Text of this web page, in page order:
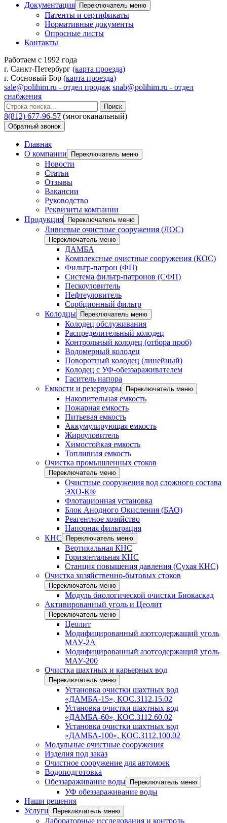
Документация
Переключатель меню
Патенты и сертификаты
Нормативные документы
Опросные листы
Контакты
Работаем с 1992 года
г. Санкт-Петербург (карта проезда)
г. Сосновый Бор (карта проезда)
sale@polihim.ru - отдел продаж snab@polihim.ru - отдел
снабжения
Поиск
8(812) 677-96-57 (многоканальный)
Обратный звонок
Главная
О компании
Переключатель меню
Новости
Статьи
Отзывы
Вакансии
Руководство
Реквизиты компании
Продукция
Переключатель меню
Ливневые очистные сооружения (ЛОС)
Переключатель меню
ДАМБА
Комплексные очистные сооружения (КОС)
Фильтр-патрон (ФП)
Система фильтр-патронов (СФП)
Пескоуловитель
Нефтеуловитель
Сорбционный фильтр
Колодцы
Переключатель меню
Колодец обслуживания
Распределительный колодец
Контрольный колодец (отбора проб)
Водомерный колодец
Поворотный колодец (линейный)
Колодец с УФ-обеззараживателем
Гаситель напора
Емкости и резервуары
Переключатель меню
Накопительная емкость
Пожарная емкость
Питьевая емкость
Аккумулирующая емкость
Жироуловитель
Химостойкая емкость
Топливная емкость
Очистка промышленных стоков
Переключатель меню
Очистные сооружения вод сложного состава
ЭХО-К®
Флотационная установка
Блок Анодного Окисления (БАО)
Реагентное хозяйство
Напорная фильтрация
КНС
Переключатель меню
Вертикальная КНС
Горизонтальная КНС
Станция повышения давления (Сухая КНС)
Очистка хозяйственно-бытовых стоков
Переключатель меню
Модуль биологической очистки Биокаскад
Активированный уголь и Цеолит
Переключатель меню
Цеолит
Модифицированный азотсодержащий уголь
МАУ-2А
Модифицированный азотсодержащий уголь
МАУ-200
Очистка шахтных и карьерных вод
Переключатель меню
Установка очистки шахтных вод
«ДАМБА-15», КОС.3112.15.02
Установка очистки шахтных вод
«ДАМБА-60», КОС.3112.60.02
Установка очистки шахтных вод
«ДАМБА-100», КОС.3112.100.02
Модульные очистные сооружения
Изделия под заказ
Очистное сооружение для автомоек
Водоподготовка
Обеззараживание воды
Переключатель меню
УФ обеззараживание воды
Наши решения
Услуги
Переключатель меню
Лабораторные исследования и контроль